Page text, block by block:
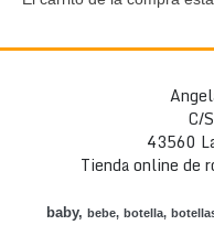
C/
43560
Tienda online de
baby bebe botella